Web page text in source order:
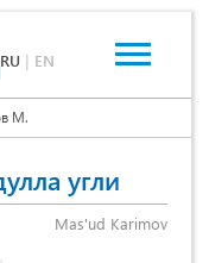
RU | EN
М.
угли
Mas'ud Karimov